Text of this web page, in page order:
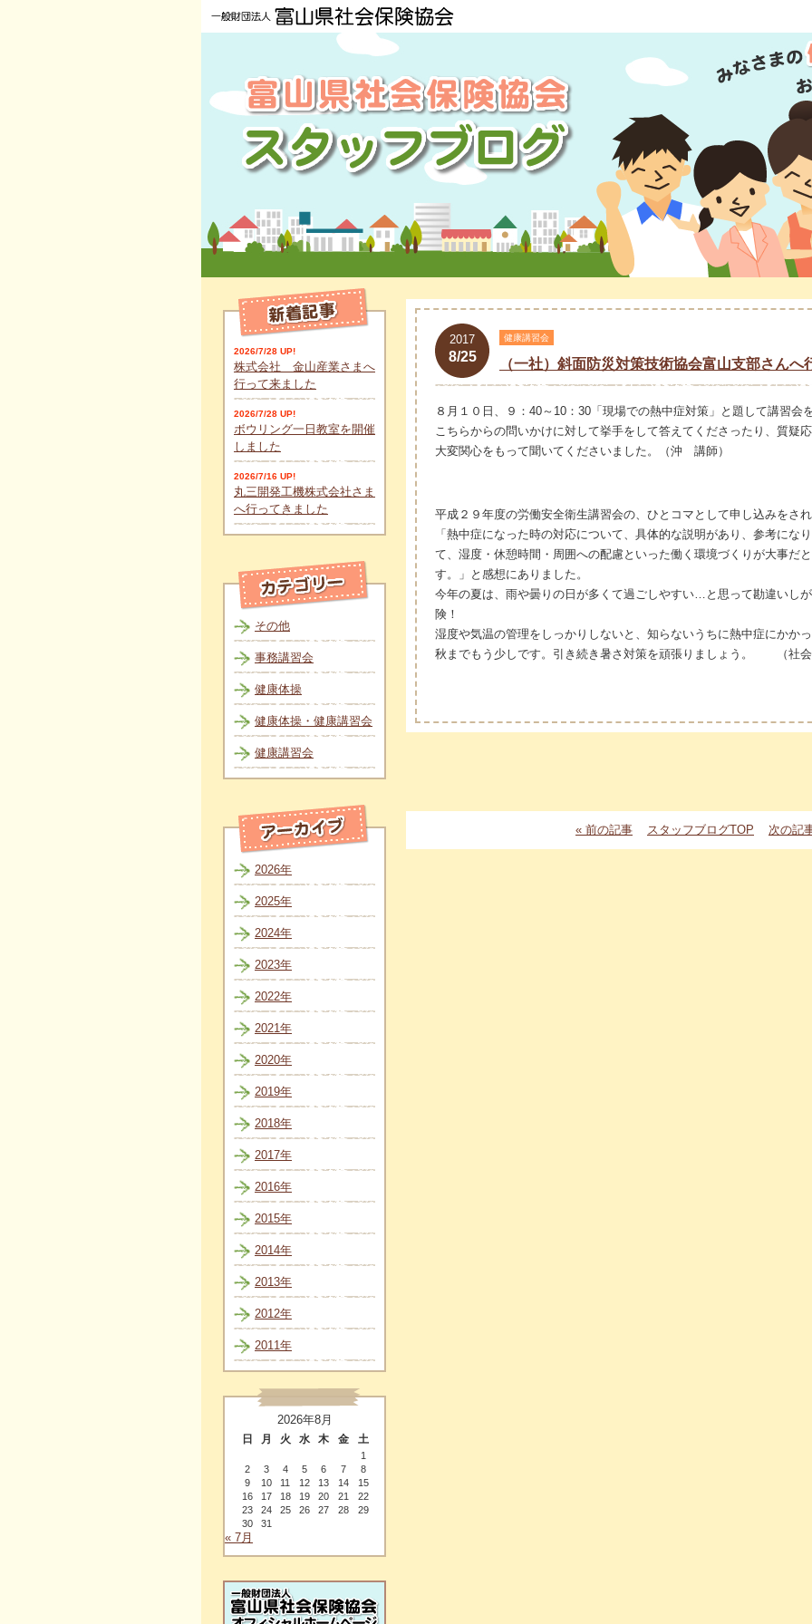
2017
8/25
健康講習会
（一社）斜面防災対策技術協会富山支部さんへ
８月１０日、９：40～10：30「現場での熱中症対策」と題して講習会
こちらからの問いかけに対して挙手をして答えてくださったり、質疑
大変関心をもって聞いてくださいました。（沖 講師）
平成２９年度の労働安全衛生講習会の、ひとコマとして申し込みをさ
「熱中症になった時の対応について、具体的な説明があり、参考にな
て、湿度・休憩時間・周囲への配慮といった働く環境づくりが大事だ
す。」と感想にありました。
今年の夏は、雨や曇りの日が多くて過ごしやすい…と思って勘違いし
険！
湿度や気温の管理をしっかりしないと、知らないうちに熱中症にかか
秋までもう少しです。引き続き暑さ対策を頑張りましょう。 （社
« 前の記事 スタッフブログTOP 次の記
2026/7/28 UP!
株式会社 金山産業さまへ
行って来ました
2026/7/28 UP!
ボウリング一日教室を開催
しました
2026/7/16 UP!
丸三開発工機株式会社さま
へ行ってきました
その他
事務講習会
健康体操
健康体操・健康講習会
健康講習会
2026年
2025年
2024年
2023年
2022年
2021年
2020年
2019年
2018年
2017年
2016年
2015年
2014年
2013年
2012年
2011年
2026年8月
日 月 火 水 木 金 土
1
2
3 4 5 6 7
8
9
10 11 12 13 14
15
16
17 18 19 20 21
22
23
24 25 26 27 28
29
30
31
« 7月